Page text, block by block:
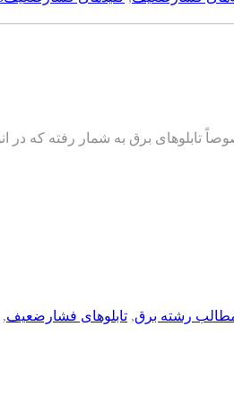
برق به شمار رفته که در
رشته برق, تابلوهای فشارضعیف,